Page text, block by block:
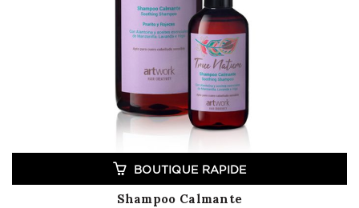
BOUTIQUE RAPIDE
Shampoo Calmante